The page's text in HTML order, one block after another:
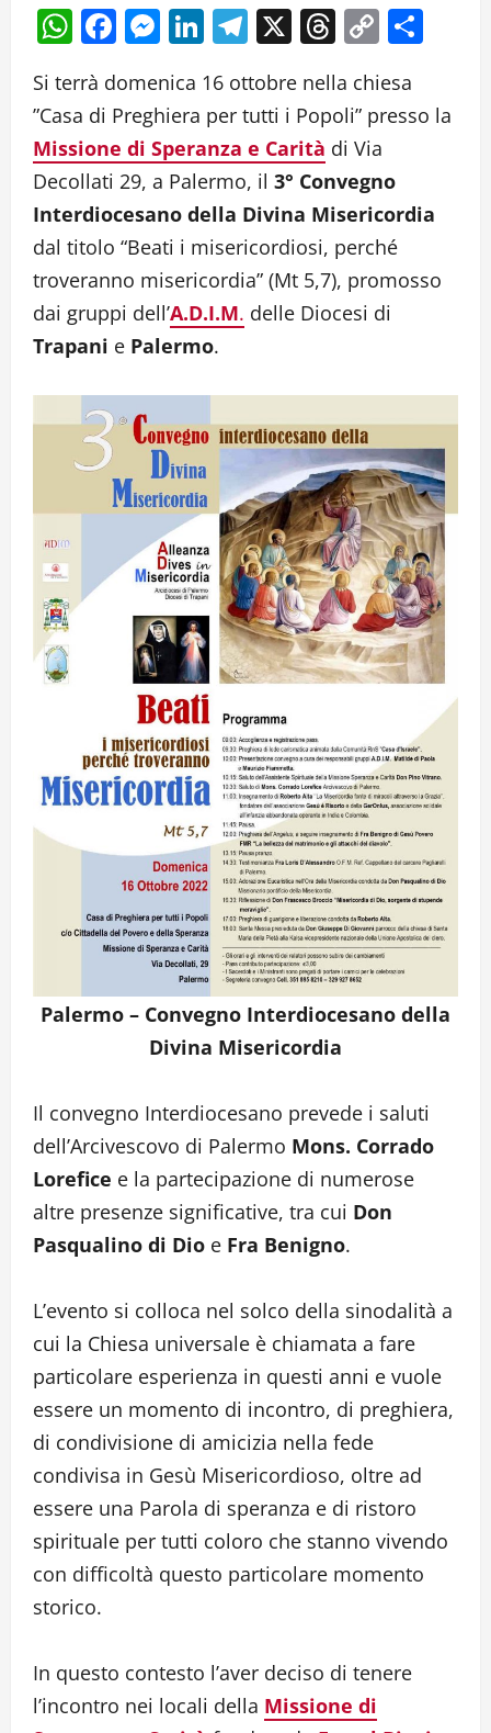
WhatsApp
Facebook
Messenger
LinkedIn
Telegram
X Threads
Copy
Si terrà domenica 16 ottobre nella chiesa
”Casa di Preghiera per tutti i Popoli” presso la
Missione di Speranza e Carità di Via
Decollati 29, a Palermo, il 3° Convegno
Interdiocesano della Divina Misericordia
dal titolo “Beati i misericordiosi, perché
troveranno misericordia” (Mt 5,7), promosso
dai gruppi dell’A.D.I.M. delle Diocesi di
Trapani e Palermo.
Palermo – Convegno Interdiocesano della
Divina Misericordia
Il convegno Interdiocesano prevede i saluti
dell’Arcivescovo di Palermo Mons. Corrado
Lorefice e la partecipazione di numerose
altre presenze significative, tra cui Don
Pasqualino di Dio e Fra Benigno.
L’evento si colloca nel solco della sinodalità a
cui la Chiesa universale è chiamata a fare
particolare esperienza in questi anni e vuole
essere un momento di incontro, di preghiera,
di condivisione di amicizia nella fede
condivisa in Gesù Misericordioso, oltre ad
essere una Parola di speranza e di ristoro
spirituale per tutti coloro che stanno vivendo
con difficoltà questo particolare momento
storico.
In questo contesto l’aver deciso di tenere
l’incontro nei locali della Missione di